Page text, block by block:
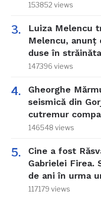
153852 views
Luiza Melencu
Melencu, anunț
duse în
147396 views
Gheorghe
seismică din
cutremur
146548 views
Cine a fost
Gabrielei Firea.
de ani în urma
117179 views